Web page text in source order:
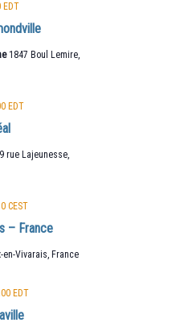
EDT
1847 Boul Lemire,
EDT
rue Lajeunesse,
– France
CEST
en-Vivarais, France
EDT